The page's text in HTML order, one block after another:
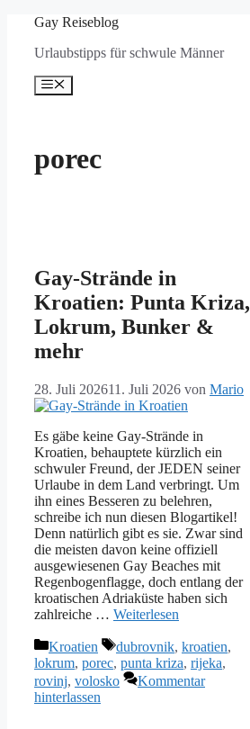
springen
Gay Reiseblog
Urlaubstipps für schwule Männer
Menü
porec
Gay-Strände in
Kroatien: Punta Kriza,
Lokrum, Bunker &
mehr
28. Juli 202611. Juli 2026 von Mario
Es gäbe keine Gay-Strände in
Kroatien, behauptete kürzlich ein
schwuler Freund, der JEDEN seiner
Urlaube in dem Land verbringt. Um
ihn eines Besseren zu belehren,
schreibe ich nun diesen Blogartikel!
Denn natürlich gibt es sie. Zwar sind
die meisten davon keine offiziell
ausgewiesenen Gay Beaches mit
Regenbogenflagge, doch entlang der
kroatischen Adriaküste haben sich
zahlreiche … Weiterlesen
Kategorien
Kroatien Schlagwörter
dubrovnik, kroatien,
lokrum, porec, punta kriza, rijeka,
rovinj, volosko
Kommentar
hinterlassen